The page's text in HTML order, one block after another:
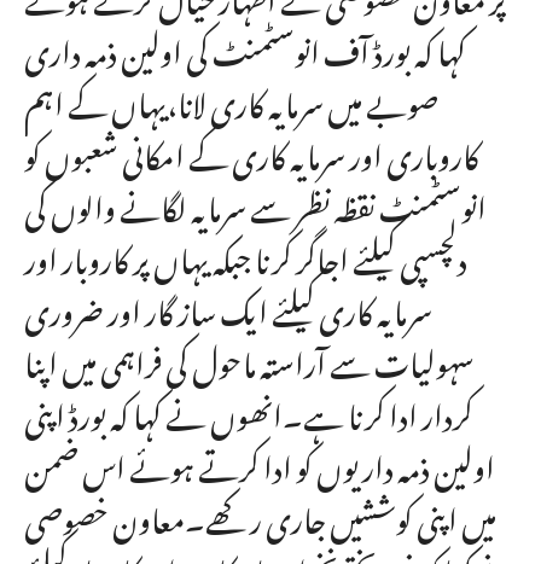
کہا کہ بورڈ آف انوسٹمنٹ کی اولین ذمہ داری
صوبے میں سرمایہ کاری لانا،یہاں کے اہم
کاروباری اور سرمایہ کاری کے امکانی شعبوں کو
انوسٹمنٹ نقظہ نظر سے سرمایہ لگانے والوں کی
دلچسپی کیلئے اجاگر کرنا جبکہ یہاں پر کاروبار اور
سرمایہ کاری کیلئے ایک ساز گار اور ضروری
سہولیات سے آراستہ ماحول کی فراہمی میں اپنا
کردار ادا کرنا ہے۔انھوں نے کہا کہ بورڈ اپنی
اولین ذمہ داریوں کو ادا کرتے ہوئے اس ضمن
میں اپنی کوششیں جاری رکھے۔معاون خصوصی